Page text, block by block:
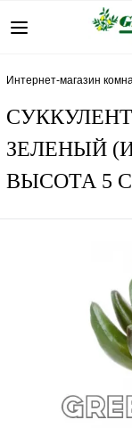
интернет-магазин
ЗЕЛЕНЫЙ
ВЫСОТА 5